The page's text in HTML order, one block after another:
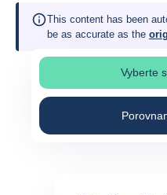
This content has been
be as accurate as the
Vyberte